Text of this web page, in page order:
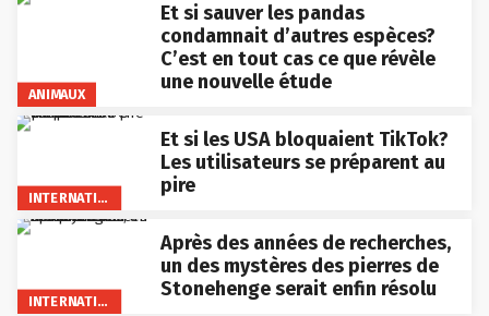
ANIMAUX
Et si sauver les pandas
condamnait d’autres espèces?
C’est en tout cas ce que révèle
une nouvelle étude
INTERNATIONAL
Et si les USA bloquaient TikTok?
Les utilisateurs se préparent au
pire
INTERNATIONAL
Après des années de recherches,
un des mystères des pierres de
Stonehenge serait enfin résolu